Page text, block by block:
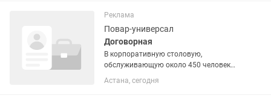
запчастей — Клепка цепей — Резка...
Реклама
Повар-универсал
Договорная
В корпоративную столовую,
обслуживающую около 450 человек
ежедневно, требуется повар.
Обязанности: соблюдение технологии
Астана, сегодня